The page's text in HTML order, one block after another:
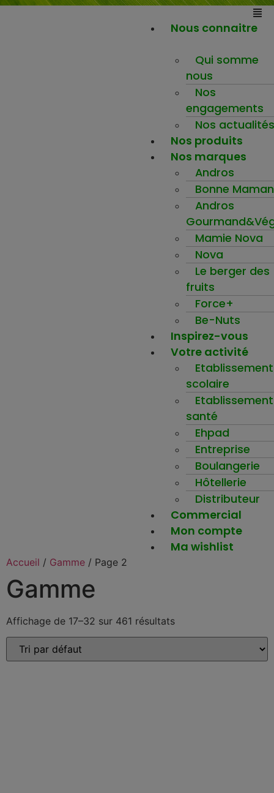
Nous connaitre
Qui somme
nous
Nos
engagements
Nos actualités
Nos produits
Nos marques
Andros
Bonne Maman
Andros
Mamie Nova
Nova
Le berger des
fruits
Force+
Be-Nuts
Inspirez-vous
Votre activité
Etablissement
scolaire
santé
Ehpad
Entreprise
Boulangerie
Hôtellerie
Distributeur
Commercial
Mon compte
Ma wishlist
Accueil / Gamme / Page 2
Gamme
Affichage de 17–32 sur 461 résultats